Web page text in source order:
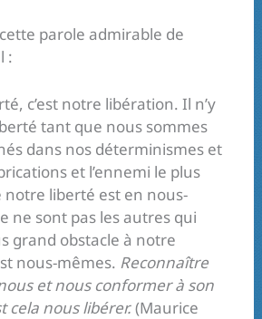
parole admirable de
:
c’est notre libération. Il n’y
tant que nous sommes
dans nos déterminismes et
et l’ennemi le plus
notre liberté est en nous-
ne sont pas les autres qui
grand obstacle à notre
nous-mêmes. Reconnaître
et nous conformer à son
cela nous libérer.(Maurice